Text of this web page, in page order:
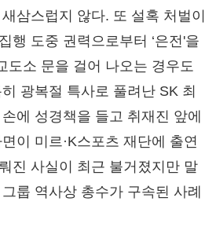
삼스럽지 않다. 또 설혹 처벌이
행 도중 권력으로부터 ‘은전'을
도소 문을 걸어 나오는 경우도
광복절 특사로 풀려난 SK 최
에 성경책을 들고 취재진 앞에
이 미르·K스포츠 재단에 출연
진 사실이 최근 불거졌지만 말
룹 역사상 총수가 구속된 사례